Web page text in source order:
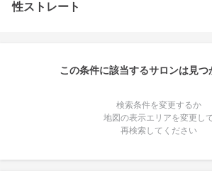
性ストレート
この条件に該当するサロンは見つ
検索条件を変更するか
地図の表示エリアを変更し
再検索してください